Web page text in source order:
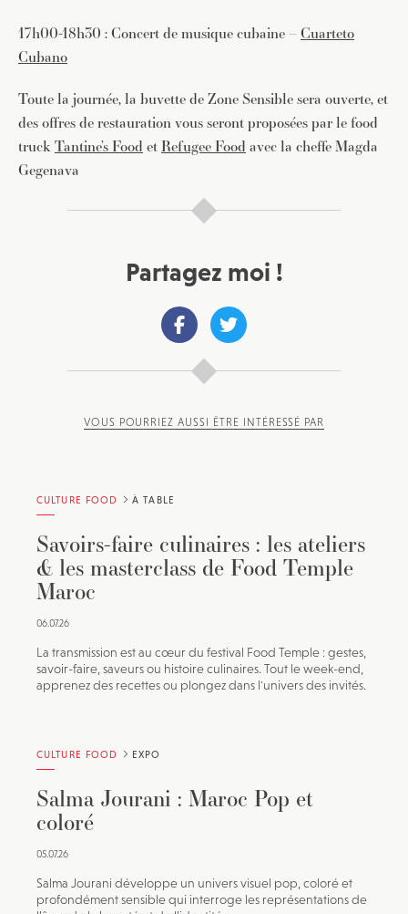
17h00-18h30 : Concert de musique cubaine –Cuarteto
Cubano
Toute la journée, la buvette de Zone Sensible sera ouverte, et
des offres de restauration vous seront proposées par le food
truckTantine’s Food etRefugee Food avec la cheffe Magda
Gegenava
Partagez moi !
VOUS POURRIEZ AUSSI ÊTRE INTÉRESSÉ PAR
CULTURE FOOD À TABLE
Savoirs-faire culinaires : les ateliers
& les masterclass de Food Temple
Maroc
06.07.26
La transmission est au cœur du festival Food Temple : gestes,
savoir-faire, saveurs ou histoire culinaires. Tout le week-end,
apprenez des recettes ou plongez dans l'univers des invités.
CULTURE FOOD EXPO
Salma Jourani : Maroc Pop et
coloré
05.07.26
Salma Jourani développe un univers visuel pop, coloré et
profondément sensible qui interroge les représentations de
JE M'INSCRIS À LA NEWSLETTER
Pour recevoir toutes les deux semaines notre lettre
d’info avec une sélection d’articles …